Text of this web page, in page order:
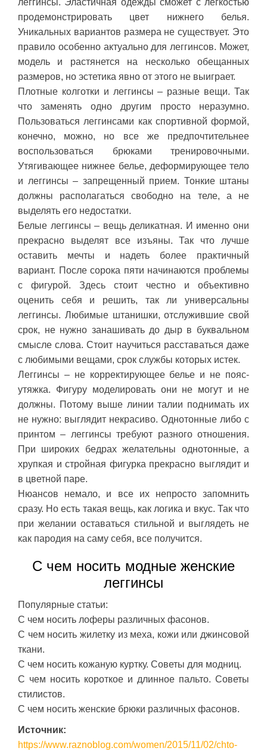
леггинсы. Эластичная одежды сможет с легкостью
продемонстрировать цвет нижнего белья.
Уникальных вариантов размера не существует. Это
правило особенно актуально для леггинсов. Может,
модель и растянется на несколько обещанных
размеров, но эстетика явно от этого не выиграет.
Плотные колготки и леггинсы – разные вещи. Так
что заменять одно другим просто неразумно.
Пользоваться леггинсами как спортивной формой,
конечно, можно, но все же предпочтительнее
воспользоваться брюками тренировочными.
Утягивающее нижнее белье, деформирующее тело
и леггинсы – запрещенный прием. Тонкие штаны
должны располагаться свободно на теле, а не
выделять его недостатки.
Белые леггинсы – вещь деликатная. И именно они
прекрасно выделят все изъяны. Так что лучше
оставить мечты и надеть более практичный
вариант. После сорока пяти начинаются проблемы
с фигурой. Здесь стоит честно и объективно
оценить себя и решить, так ли универсальны
леггинсы. Любимые штанишки, отслужившие свой
срок, не нужно занашивать до дыр в буквальном
смысле слова. Стоит научиться расставаться даже
с любимыми вещами, срок службы которых истек.
Леггинсы – не корректирующее белье и не пояс-
утяжка. Фигуру моделировать они не могут и не
должны. Потому выше линии талии поднимать их
не нужно: выглядит некрасиво. Однотонные либо с
принтом – леггинсы требуют разного отношения.
При широких бедрах желательны однотонные, а
хрупкая и стройная фигурка прекрасно выглядит и
в цветной паре.
Нюансов немало, и все их непросто запомнить
сразу. Но есть такая вещь, как логика и вкус. Так что
при желании оставаться стильной и выглядеть не
как пародия на саму себя, все получится.
С чем носить модные женские
леггинсы
Популярные статьи:
С чем носить лоферы различных фасонов.
С чем носить жилетку из меха, кожи или джинсовой
ткани.
С чем носить кожаную куртку. Советы для модниц.
С чем носить короткое и длинное пальто. Советы
стилистов.
С чем носить женские брюки различных фасонов.
Источник:
https://www.raznoblog.com/women/2015/11/02/chto-